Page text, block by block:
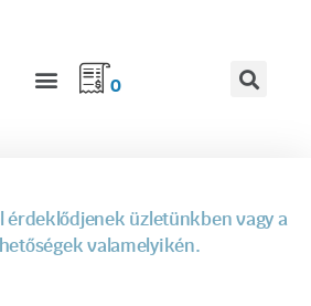
0
érdeklődjenek üzletünkben vagy a
valamelyikén.